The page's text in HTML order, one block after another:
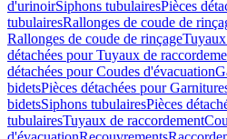
d'urinoirSiphons tubulairesPièces
tubulairesRallonges de coude de
Rallonges de coude de rinçage
détachées pour Tuyaux de
détachées pour Coudes d'évacuation
bidetsPièces détachées pour
bidetsSiphons tubulairesPièces
tubulairesTuyaux de raccordement